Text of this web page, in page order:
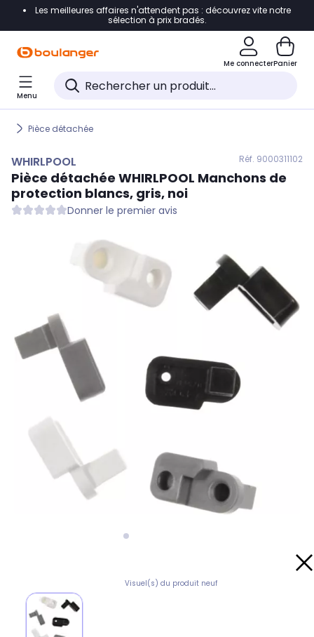
Accéder directement à la navigation
Accéder directement au pied de page
Accéder directement au chatbot
Les meilleures affaires n'attendent pas : découvrez vite notre
sélection à prix bradés.
Me connecterPanier
Menu
Pièce détachée
WHIRLPOOL Réf. 9000311102
Pièce détachée WHIRLPOOL Manchons de
protection blancs, gris, noi
Donner le premier avis
Visuel(s) du produit neuf